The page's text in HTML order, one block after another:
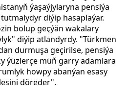
ýaşaýjylaryna pensiýa
diýip hasaplaýar.
bolup geçýän wakalary
diýip atlandyrdy. "Türkmen
durmuşa geçirilse, pensiýa
ýüzlerçe müň garry adamlara
howpy abanýan esasy
döreder".